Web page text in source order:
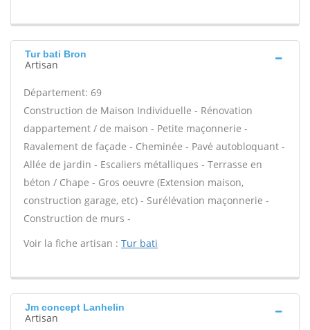
Tur bati Bron
Artisan
Département: 69
Construction de Maison Individuelle - Rénovation
dappartement / de maison - Petite maçonnerie -
Ravalement de façade - Cheminée - Pavé autobloquant -
Allée de jardin - Escaliers métalliques - Terrasse en
béton / Chape - Gros oeuvre (Extension maison,
construction garage, etc) - Surélévation maçonnerie -
Construction de murs -
Voir la fiche artisan : Tur bati
Jm concept Lanhelin
Artisan